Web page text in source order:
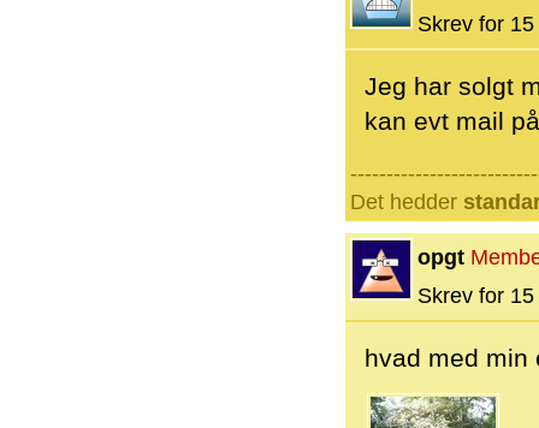
Skrev for
Jeg har solgt
kan evt mail
Det hedder
opgt
Skrev for
hvad med